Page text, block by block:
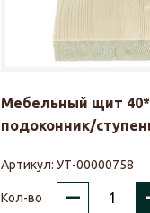
Мебельный щит
подоконник/
Артикул: УТ-00000758
Кол-во –